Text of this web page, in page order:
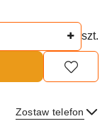
szt.
Zostaw telefon